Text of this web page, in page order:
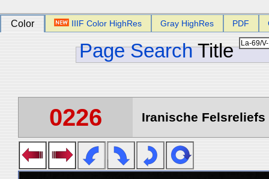
Color IIIF Color HighRes Gray HighRes PDF
Page Search Title
0226 Iranische Felsreliefs